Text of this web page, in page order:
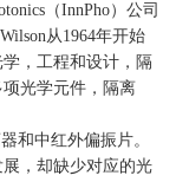
（InnPho）公司
从1964年开始
，工程和设计，隔
光学元件，隔离
和中红外偏振片。
，却缺少对应的光